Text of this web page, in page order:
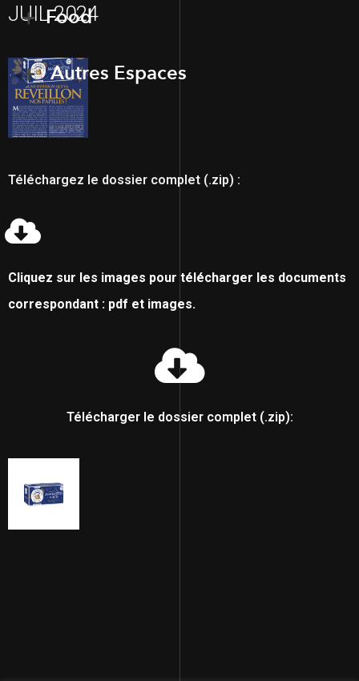
JUIL 2024
Food
Autres Espaces
Téléchargez le dossier complet (.zip) :
Cliquez sur les images pour télécharger les documents
correspondant : pdf et images.
Télécharger le dossier complet (.zip):